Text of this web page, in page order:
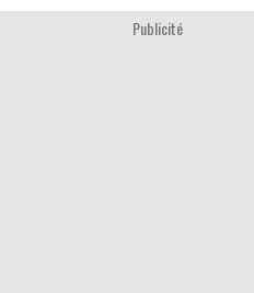
Publicité